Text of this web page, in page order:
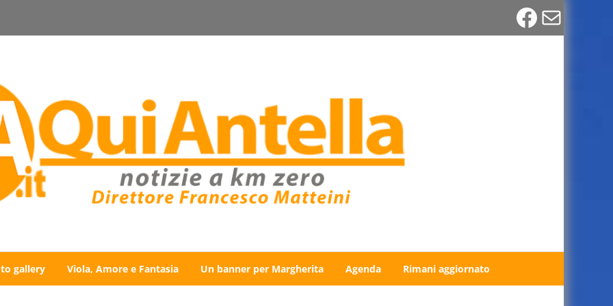
Email
gallery Viola, Amore e Fantasia Un banner per Margherita Agenda Rimani aggiornato